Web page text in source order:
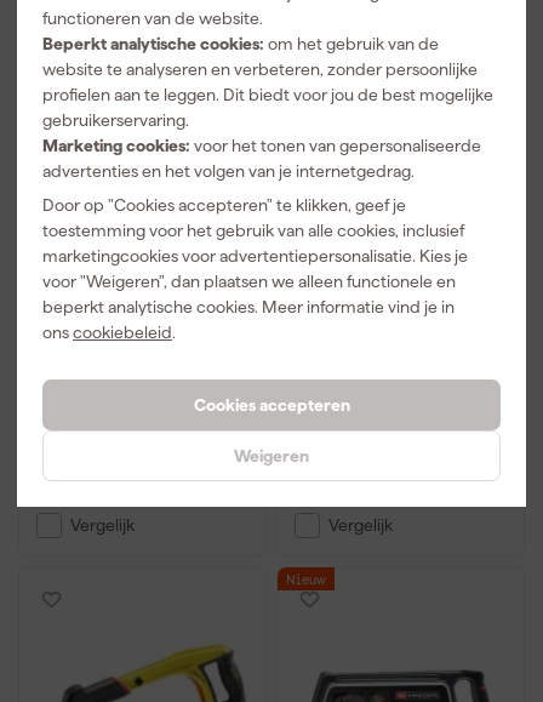
functioneren van de website.
Beperkt analytische cookies: om het gebruik van de
website te analyseren en verbeteren, zonder persoonlijke
profielen aan te leggen. Dit biedt voor jou de best mogelijke
gebruikerservaring.
Marketing cookies: voor het tonen van gepersonaliseerde
advertenties en het volgen van je internetgedrag.
Door op "Cookies accepteren" te klikken, geef je
toestemming voor het gebruik van alle cookies, inclusief
marketingcookies voor advertentiepersonalisatie. Kies je
voor "Weigeren", dan plaatsen we alleen functionele en
beperkt analytische cookies. Meer informatie vind je in
onscookiebeleid.
Cookies accepteren
Weigeren
Bahco 228 Junior
zaagbeugel - 150mm
incl. BTW
Vergelijk
Bahco 225-PLUS
Metaalzaag - 300mm
Adviesprijs 50,00
36
incl. BTW
Vergelijk
Nieuw